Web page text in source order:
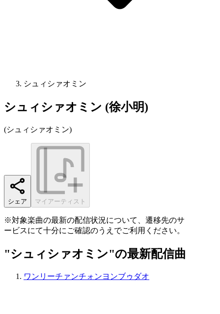
シュィシァオミン
シュィシァオミン (徐小明)
(シュィシァオミン)
シェア マイアーティスト
※対象楽曲の最新の配信状況について、遷移先のサ
ービスにて十分にご確認のうえでご利用ください。
"シュィシァオミン"の最新配信曲
ワンリーチァンチォンヨンブゥダオ